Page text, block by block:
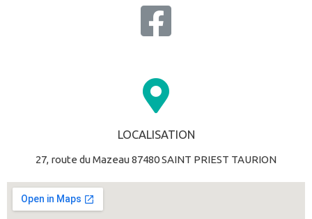
LOCALISATION
27, route du Mazeau 87480 SAINT PRIEST TAURION